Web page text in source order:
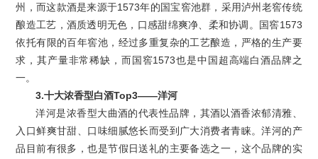
州，而这款酒是来源于1573年的国宝窖池群，采用泸州老窖传统
酿造工艺，酒质透明无色，口感甜绵爽净、柔和协调。国窖1573
依托有限的百年窖池，经过多重复杂的工艺酿造，严格的生产要
求，其产量非常稀缺，而国窖1573也是中国超高端白酒品牌之
一。
3.十大浓香型白酒Top3——洋河
洋河是浓香型大曲酒的代表性品牌，其酒以酒香浓郁清雅、
入口鲜爽甘甜、口味细腻悠长而受到广大消费者青睐。洋河的产
品目前有很多，也是节假日送礼的主要备选之一，这个品牌的实